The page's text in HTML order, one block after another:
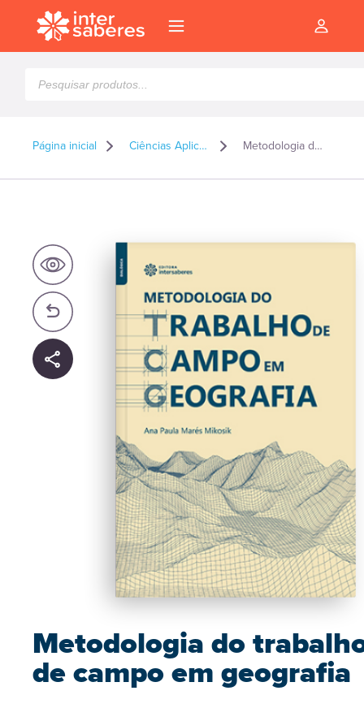
produtos
Página inicial Ciências Aplicadas Metodologia do trabalho de campo em geografia
Metodologia do
de campo em geografia